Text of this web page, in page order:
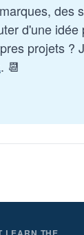
des
d'une idée
projets ?
. 📆